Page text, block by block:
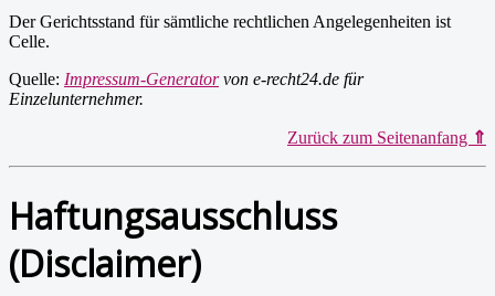
Der Gerichtsstand für sämtliche rechtlichen Angelegenheiten ist
Celle.
Quelle: Impressum-Generatorvon e-recht24.de für
Einzelunternehmer.
Zurück zum Seitenanfang ⇑
Haftungsausschluss
(Disclaimer)